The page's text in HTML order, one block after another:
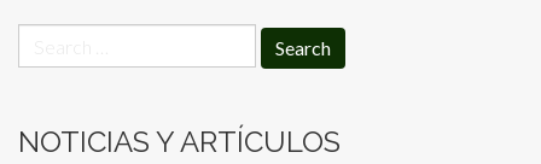
for:
NOTICIAS Y ARTÍCULOS